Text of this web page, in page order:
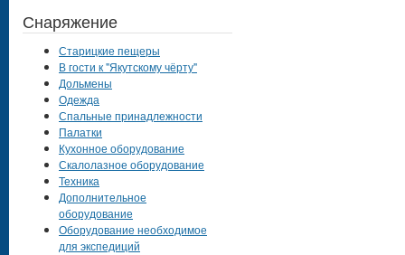
Снаряжение
Старицкие пещеры
В гости к "Якутскому чёрту"
Дольмены
Одежда
Спальные принадлежности
Палатки
Кухонное оборудование
Скалолазное оборудование
Техника
Дополнительное
оборудование
Оборудование необходимое
для экспедиций